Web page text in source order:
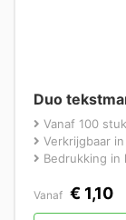
Duo
Vanaf 100
Verkrijgbaar
Bedrukking
Vanaf € 1,10